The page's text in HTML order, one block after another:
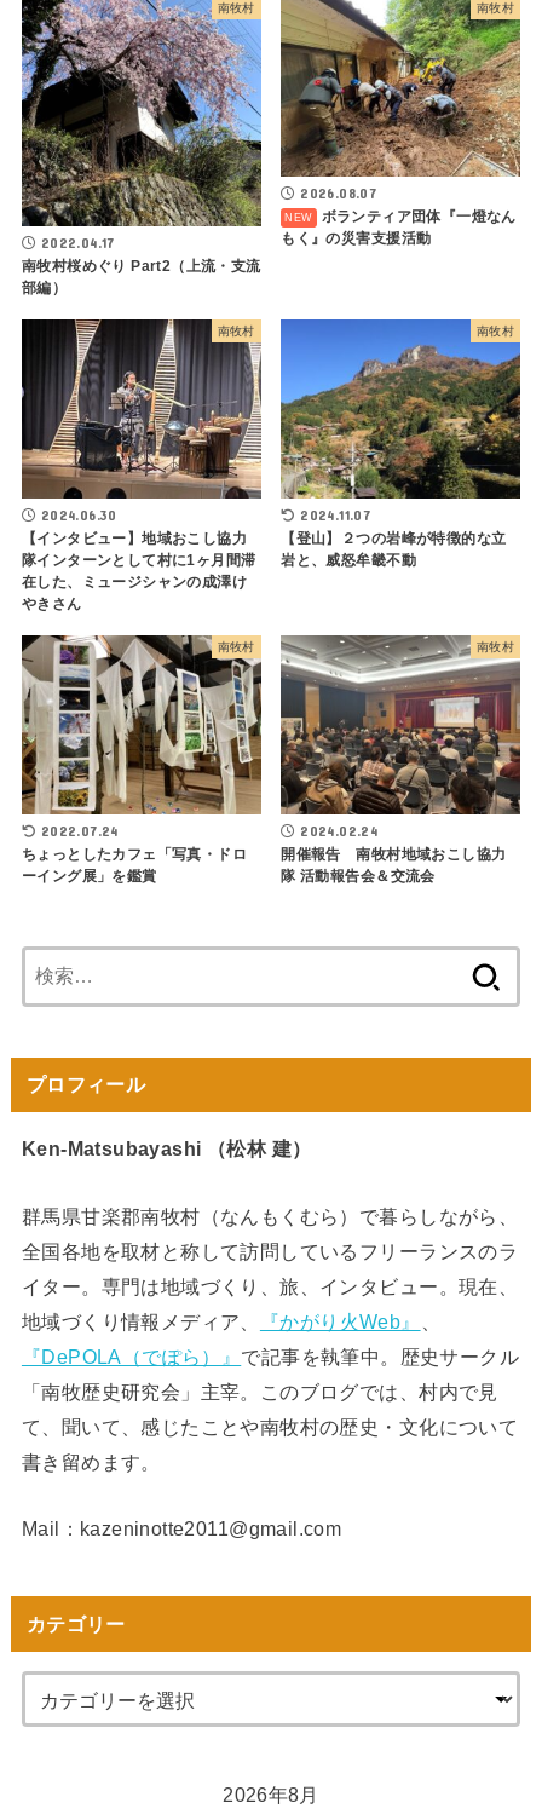
南牧村
2022.04.17
南牧村桜めぐり Part2（上流・支流
部編）
南牧村
2026.08.07
ボランティア団体『一燈なん
もく』の災害支援活動
南牧村
2024.06.30
【インタビュー】地域おこし協力
隊インターンとして村に1ヶ月間滞
在した、ミュージシャンの成澤け
やきさん
南牧村
2024.11.07
【登山】２つの岩峰が特徴的な立
岩と、威怒牟畿不動
南牧村
2022.07.24
ちょっとしたカフェ「写真・ドロ
ーイング展」を鑑賞
南牧村
2024.02.24
開催報告 南牧村地域おこし協力
隊 活動報告会＆交流会
索:
プロフィール
Ken-Matsubayashi （松林 建）
群馬県甘楽郡南牧村（なんもくむら）で暮らしながら、
全国各地を取材と称して訪問しているフリーランスのラ
イター。専門は地域づくり、旅、インタビュー。現在、
地域づくり情報メディア、
『かがり火Web』
『DePOLA（でぽら）』 で記事を執筆中。歴史サークル
「南牧歴史研究会」主宰。このブログでは、村内で見
て、聞いて、感じたことや南牧村の歴史・文化について
書き留めます。
Mail：kazeninotte2011@gmail.com
カテゴリー
2026年8月